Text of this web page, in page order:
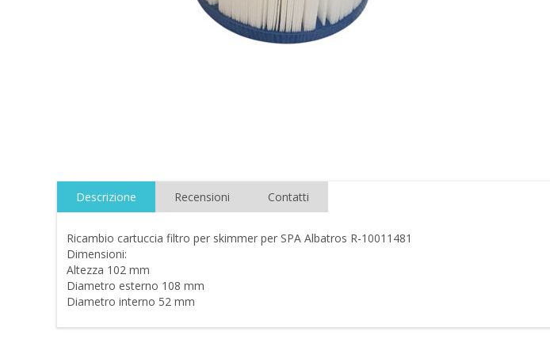
Descrizione Recensioni Contatti
Ricambio cartuccia filtro per skimmer per SPA Albatros R-10011481
Dimensioni:
Altezza 102 mm
Diametro esterno 108 mm
Diametro interno 52 mm